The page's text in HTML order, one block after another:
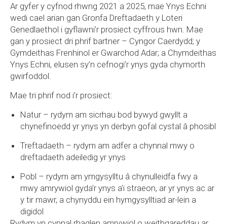
Ar gyfer y cyfnod rhwng 2021 a 2025, mae Ynys Echni
wedi cael arian gan Gronfa Dreftadaeth y Loteri
Genedlaethol i gyflawni’r prosiect cyffrous hwn. Mae
gan y prosiect dri phrif bartner – Cyngor Caerdydd; y
Gymdeithas Frenhinol er Gwarchod Adar; a Chymdeithas
Ynys Echni, elusen sy’n cefnogi’r ynys gyda chymorth
gwirfoddol.
Mae tri phrif nod i’r prosiect:
Natur – rydym am sicrhau bod bywyd gwyllt a
chynefinoedd yr ynys yn derbyn gofal cystal â phosibl
Treftadaeth – rydym am adfer a chynnal mwy o
dreftadaeth adeiledig yr ynys
Pobl – rydym am ymgysylltu â chynulleidfa fwy a
mwy amrywiol gyda’r ynys a’i straeon, ar yr ynys ac ar
y tir mawr, a chynyddu ein hymgysylltiad ar-lein a
digidol